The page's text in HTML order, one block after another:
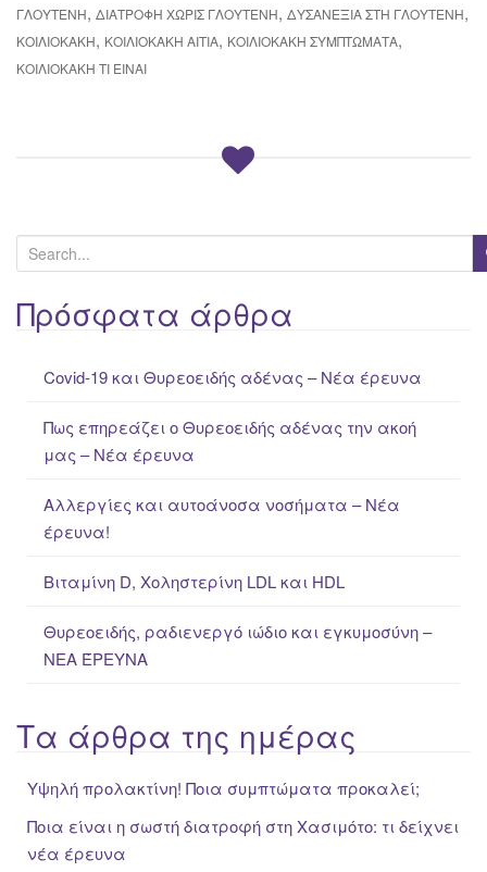
ΓΛΟΥΤΈΝΗ, ΔΙΑΤΡΟΦΉ ΧΩΡΊΣ ΓΛΟΥΤΈΝΗ, ΔΥΣΑΝΕΞΊΑ ΣΤΗ ΓΛΟΥΤΈΝΗ,
ΚΟΙΛΙΟΚΆΚΗ, ΚΟΙΛΙΟΚΆΚΗ ΑΊΤΙΑ, ΚΟΙΛΙΟΚΆΚΗ ΣΥΜΠΤΏΜΑΤΑ,
ΚΟΙΛΙΟΚΆΚΗ ΤΙ ΕΊΝΑΙ
e
a
rΠρόσφατα άρθρα
Covid-19 και Θυρεοειδής αδένας – Νέα έρευνα
Πως επηρεάζει ο Θυρεοειδής αδένας την ακοή
μας – Νέα έρευνα
Αλλεργίες και αυτοάνοσα νοσήματα – Νέα
έρευνα!
Βιταμίνη D, Χοληστερίνη LDL και HDL
Θυρεοειδής, ραδιενεργό ιώδιο και εγκυμοσύνη –
ΝΕΑ ΈΡΕΥΝΑ
Τα άρθρα της ημέρας
Υψηλή προλακτίνη! Ποια συμπτώματα προκαλεί;
Ποια είναι η σωστή διατροφή στη Χασιμότο: τι δείχνει
νέα έρευνα